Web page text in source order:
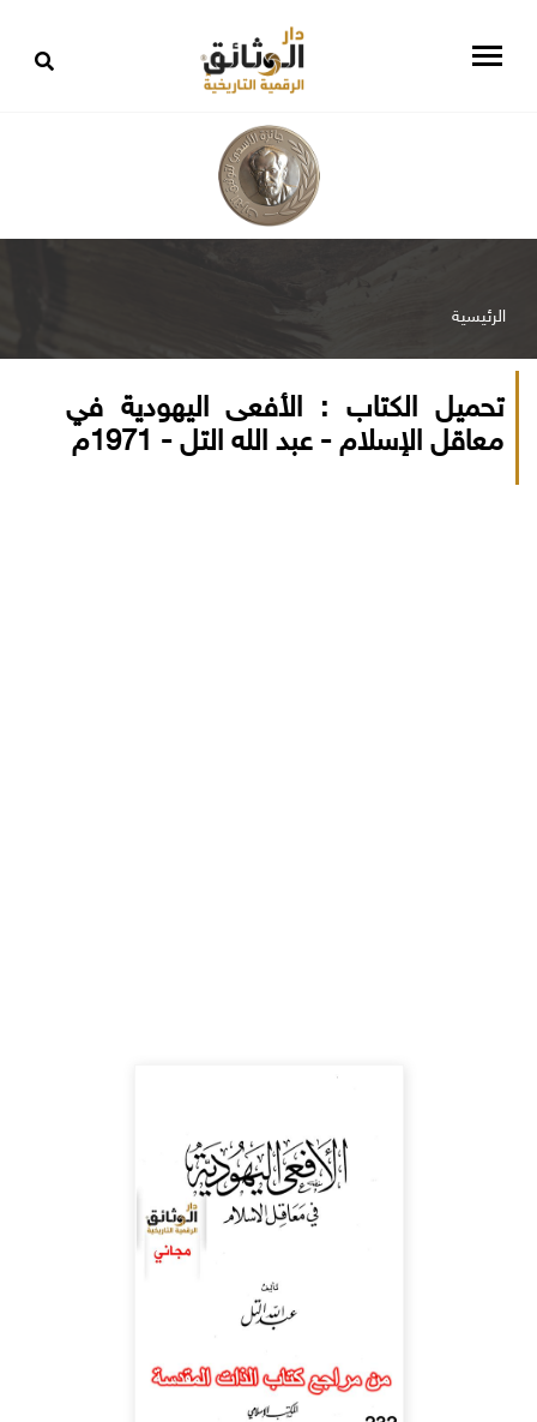
الرئيسية
تحميل الكتاب : الأفعى اليهودية في
معاقل الإسلام - عبد الله التل - 1971م